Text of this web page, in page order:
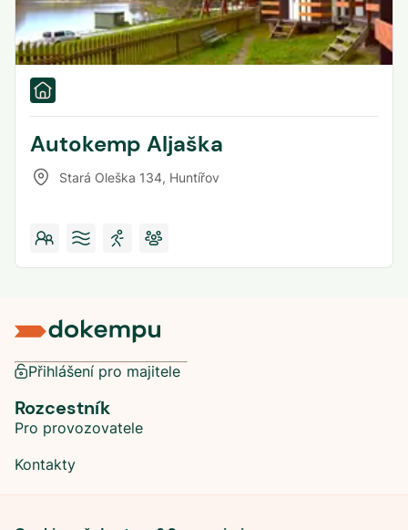
Autokemp Aljaška
Stará Oleška 134, Huntířov
Přihlášení pro majitele
Rozcestník
Pro provozovatele
Kontakty